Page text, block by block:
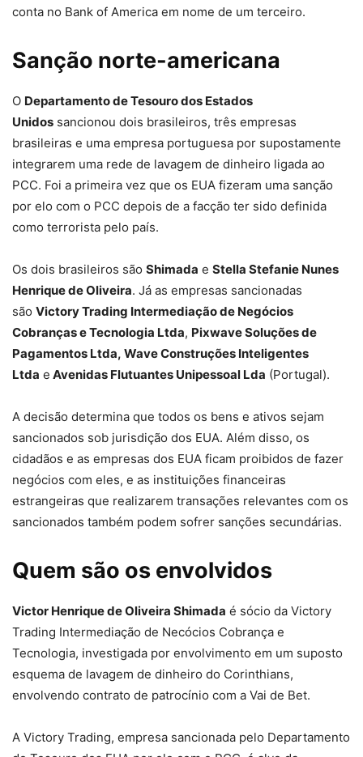
conta no Bank of America em nome de um terceiro.
Sanção norte-americana
O Departamento de Tesouro dos Estados
Unidos sancionou dois brasileiros, três empresas
brasileiras e uma empresa portuguesa por supostamente
integrarem uma rede de lavagem de dinheiro ligada ao
PCC. Foi a primeira vez que os EUA fizeram uma sanção
por elo com o PCC depois de a facção ter sido definida
como terrorista pelo país.
Os dois brasileiros são Shimada e Stella Stefanie Nunes
Henrique de Oliveira. Já as empresas sancionadas
são Victory Trading Intermediação de Negócios
Cobranças e Tecnologia Ltda, Pixwave Soluções de
Pagamentos Ltda, Wave Construções Inteligentes
Ltda e Avenidas Flutuantes Unipessoal Lda (Portugal).
A decisão determina que todos os bens e ativos sejam
sancionados sob jurisdição dos EUA. Além disso, os
cidadãos e as empresas dos EUA ficam proibidos de fazer
negócios com eles, e as instituições financeiras
estrangeiras que realizarem transações relevantes com os
sancionados também podem sofrer sanções secundárias.
Quem são os envolvidos
Victor Henrique de Oliveira Shimada é sócio da Victory
Trading Intermediação de Necócios Cobrança e
Tecnologia, investigada por envolvimento em um suposto
esquema de lavagem de dinheiro do Corinthians,
envolvendo contrato de patrocínio com a Vai de Bet.
A Victory Trading, empresa sancionada pelo Departamento